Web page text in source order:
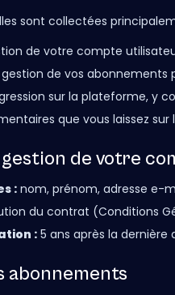
sont collectées
de votre compte
de vos abonnements
sur la plateforme, y
que vous laissez
de votre
: nom, prénom, adresse e-
du contrat (Conditions
: 5 ans après la dernière
abonnements